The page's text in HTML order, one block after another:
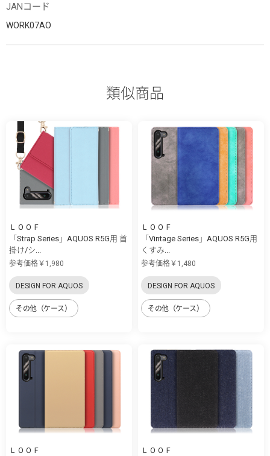
JANコード
WORK07AO
類似商品
ＬＯＯＦ
「Strap Series」AQUOS R5G用 首
掛け/シ...
参考価格￥1,980
DESIGN FOR AQUOS
その他（ケース）
ＬＯＯＦ
「Vintage Series」AQUOS R5G用
くすみ...
参考価格￥1,480
DESIGN FOR AQUOS
その他（ケース）
ＬＯＯＦ
ＬＯＯＦ